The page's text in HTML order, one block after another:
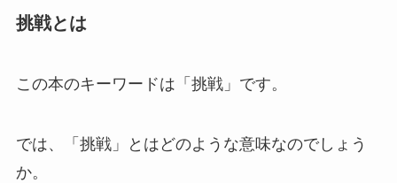
挑戦とは
この本のキーワードは「挑戦」です。
では、「挑戦」とはどのような意味なのでしょう
か。